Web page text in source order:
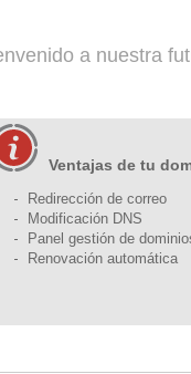
a nuestra
Ventajas de tu
Redirección de correo
Modificación DNS
Panel gestión de
Renovación automática